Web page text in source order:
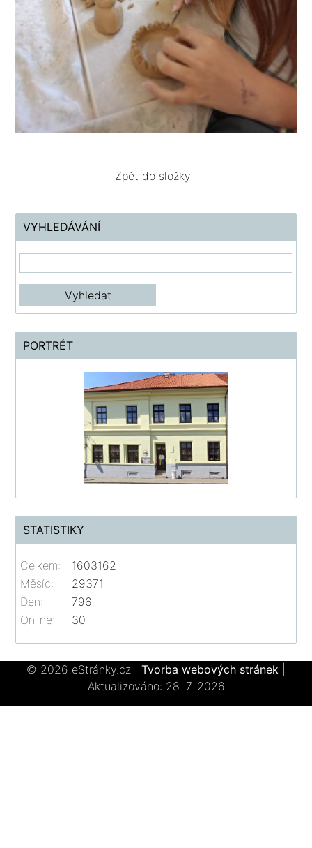
Zpět do složky
VYHLEDÁVÁNÍ
PORTRÉT
STATISTIKY
Online: 30
Celkem:
1603162
Měsíc:
29371
Den:
796
© 2026 eStránky.cz Tvorba webových stránek
Aktualizováno: 28. 7. 2026